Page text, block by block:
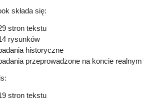
składa się:
stron tekstu
rysunków
historyczne
przeprowadzone na koncie realnym
stron tekstu